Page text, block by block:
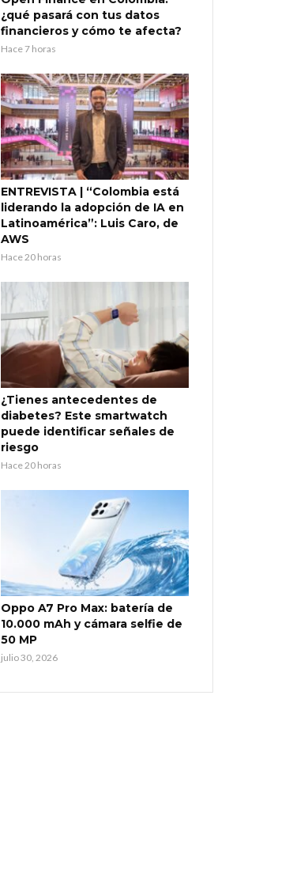
¿qué pasará con tus datos
financieros y cómo te afecta?
Hace 7 horas
ENTREVISTA | “Colombia está
liderando la adopción de IA en
Latinoamérica”: Luis Caro, de
AWS
Hace 20 horas
¿Tienes antecedentes de
diabetes? Este smartwatch
puede identificar señales de
riesgo
Hace 20 horas
Oppo A7 Pro Max: batería de
10.000 mAh y cámara selfie de
50 MP
julio 30, 2026